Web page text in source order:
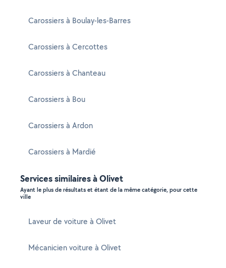
Carossiers à Boulay-les-Barres
Carossiers à Cercottes
Carossiers à Chanteau
Carossiers à Bou
Carossiers à Ardon
Carossiers à Mardié
Services similaires à Olivet
Ayant le plus de résultats et étant de la même catégorie, pour cette
ville
Laveur de voiture à Olivet
Mécanicien voiture à Olivet